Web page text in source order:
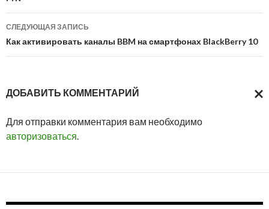
записям
СЛЕДУЮЩАЯ ЗАПИСЬ
Как активировать каналы BBM на смартфонах BlackBerry 10
ДОБАВИТЬ КОММЕНТАРИЙ
Для отправки комментария вам необходимо
авторизоваться